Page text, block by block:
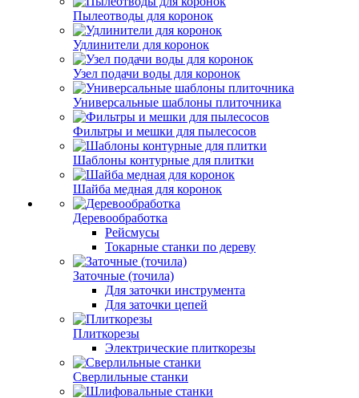
Пылеотводы для коронок
Удлинители для коронок
Узел подачи воды для коронок
Универсальные шаблоны плиточника
Фильтры и мешки для пылесосов
Шаблоны контурные для плитки
Шайба медная для коронок
Деревообработка
Рейсмусы
Токарные станки по дереву
Заточные (точила)
Для заточки инструмента
Для заточки цепей
Плиткорезы
Электрические плиткорезы
Сверлильные станки